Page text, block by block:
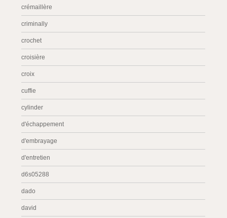
crémaillère
criminally
crochet
croisière
croix
cuffie
cylinder
d'échappement
d'embrayage
d'entretien
d6s05288
dado
david